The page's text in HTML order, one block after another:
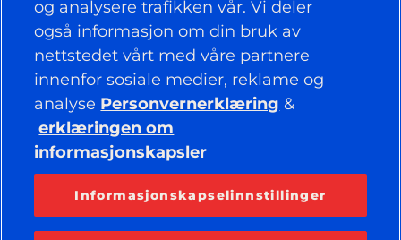
DEKK
RETNINGSLINJER
BEDRIFT
HOLD DEG TILKOBLET
Facebook
YouTube
og analysere trafikken vår. Vi deler
også informasjon om din bruk av
nettstedet vårt med våre partnere
innenfor sosiale medier, reklame og
analyse Personvernerklæring &
erklæringen om
informasjonskapsler
Informasjonskapselinnstillinger